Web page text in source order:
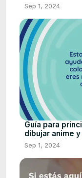
Sep 1, 2024
Guía para
dibujar anime y
Sep 1, 2024